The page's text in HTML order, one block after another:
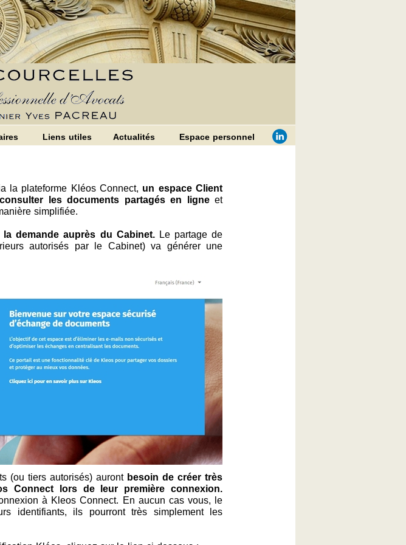
Liens utiles Actualités Espace personnel
la plateforme Kléos Connect, un espace Client
consulter les documents partagés en ligneet
simplifiée.
la demande auprès du Cabinet. Le partage de
autorisés par le Cabinet) va générer une
(ou tiers autorisés) auront besoin de créer très
Connect lors de leur première connexion.
à Kleos Connect. En aucun cas vous, le
identifiants, ils pourront très simplement les